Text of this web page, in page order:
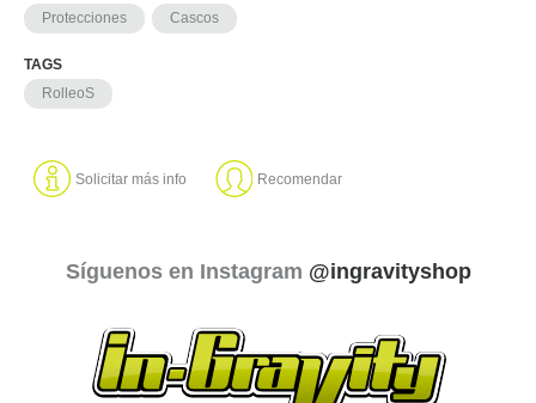
Protecciones
Cascos
TAGS
RolleoS
Solicitar más info Recomendar
Síguenos en Instagram @ingravityshop